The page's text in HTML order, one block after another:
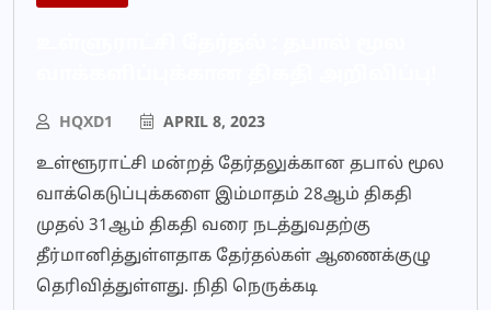
HQXD1 APRIL 8, 2023
உள்ளூராட்சி மன்றத் தேர்தலுக்கான தபால் மூல
வாக்கெடுப்புக்களை இம்மாதம் 28ஆம் திகதி
முதல் 31ஆம் திகதி வரை நடத்துவதற்கு
தீர்மானித்துள்ளதாக தேர்தல்கள் ஆணைக்குழு
தெரிவித்துள்ளது. நிதி நெருக்கடி